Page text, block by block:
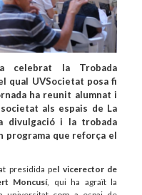
celebrat la Trobada
qual UVSocietat posa fi
ha reunit alumnat i
als espais de La
divulgació i la trobada
programa que reforça el
presidida pel vicerector de
Moncusí, qui ha agraït la